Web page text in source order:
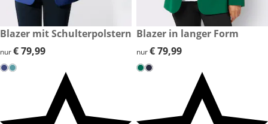
€ 79,99
Blazer mit Schulterpolstern
€ 79,99
nur€ 79,99
€ 79,99
Blazer in langer Form
€ 79,99
nur€ 79,99